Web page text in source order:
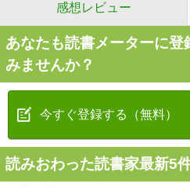
感想レビュー
あなたも読書メーターに登
みませんか？
今すぐ登録する（無料）
読みおわった読書家最新5